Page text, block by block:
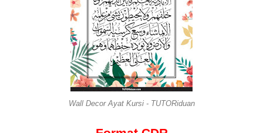
Wall Decor Ayat Kursi - TUTORiduan